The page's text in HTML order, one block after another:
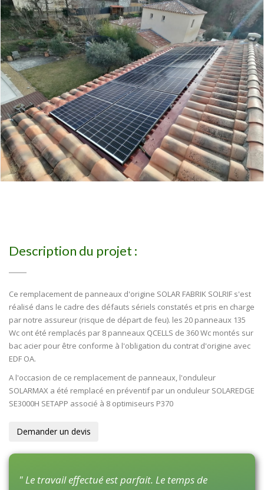
Description du projet :
Ce remplacement de panneaux d'origine SOLAR FABRIK SOLRIF s'est
réalisé dans le cadre des défauts sériels constatés et pris en charge
par notre assureur (risque de départ de feu). les 20 panneaux 135
Wc ont été remplacés par 8 panneaux QCELLS de 360 Wc montés sur
bac acier pour être conforme à l'obligation du contrat d'origine avec
EDF OA.
A l'occasion de ce remplacement de panneaux, l'onduleur
SOLARMAX a été remplacé en préventif par un onduleur SOLAREDGE
SE3000H SETAPP associé à 8 optimiseurs P370
Demander un devis
" Le travail effectué est parfait. Le temps de